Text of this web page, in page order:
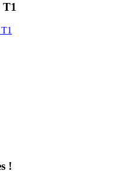
T1
!